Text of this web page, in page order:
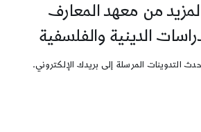
من معهد المعارف
الدينية والفلسفية
التدوينات المرسلة إلى بريدك الإلكتروني.